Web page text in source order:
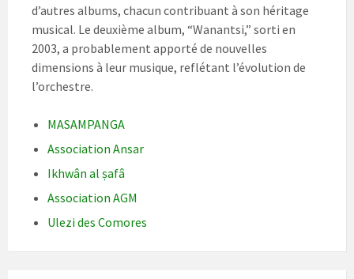
d’autres albums, chacun contribuant à son héritage
musical. Le deuxième album, “Wanantsi,” sorti en
2003, a probablement apporté de nouvelles
dimensions à leur musique, reflétant l’évolution de
l’orchestre.
MASAMPANGA
Association Ansar
Ikhwân al ṣafâ
Association AGM
Ulezi des Comores